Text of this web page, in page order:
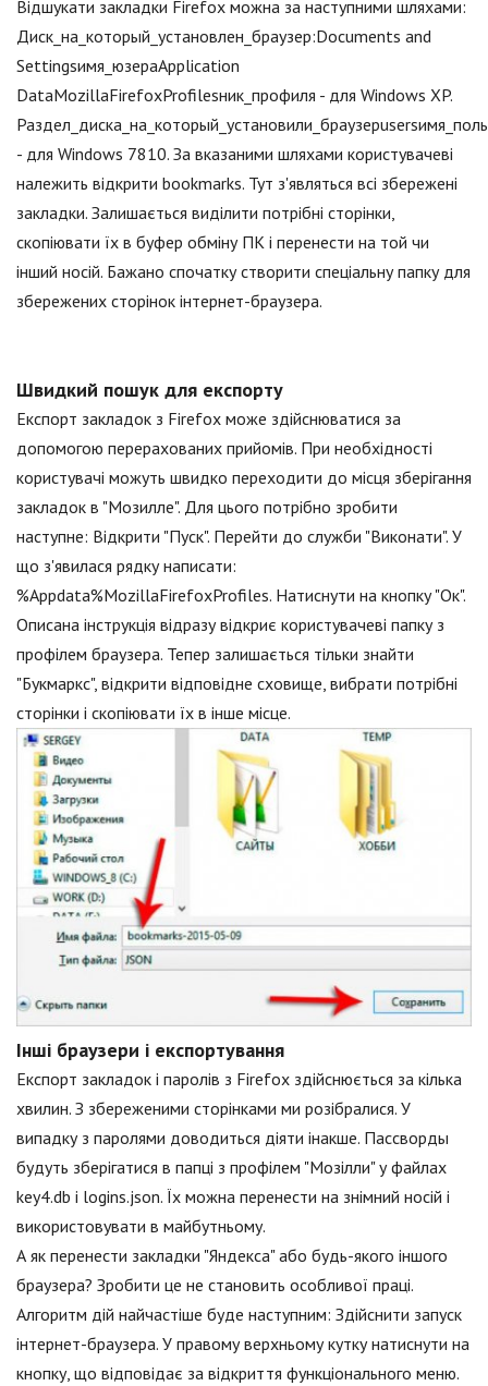
Відшукати закладки Firefox можна за наступними шляхами:
Диск_на_который_установлен_браузер:Documents and
Settingsимя_юзераApplication
DataMozillaFirefoxProfilesник_профиля - для Windows XP.
- для Windows 7810. За вказаними шляхами користувачеві
належить відкрити bookmarks. Тут з'являться всі збережені
закладки. Залишається виділити потрібні сторінки,
скопіювати їх в буфер обміну ПК і перенести на той чи
інший носій. Бажано спочатку створити спеціальну папку для
збережених сторінок інтернет-браузера.
Швидкий пошук для експорту
Експорт закладок з Firefox може здійснюватися за
допомогою перерахованих прийомів. При необхідності
користувачі можуть швидко переходити до місця зберігання
закладок в "Мозилле". Для цього потрібно зробити
наступне: Відкрити "Пуск". Перейти до служби "Виконати". У
що з'явилася рядку написати:
%Appdata%MozillaFirefoxProfiles. Натиснути на кнопку "Ок".
Описана інструкція відразу відкриє користувачеві папку з
профілем браузера. Тепер залишається тільки знайти
"Букмаркс", відкрити відповідне сховище, вибрати потрібні
сторінки і скопіювати їх в інше місце.
Інші браузери і експортування
Експорт закладок і паролів з Firefox здійснюється за кілька
хвилин. З збереженими сторінками ми розібралися. У
випадку з паролями доводиться діяти інакше. Пассворды
будуть зберігатися в папці з профілем "Мозілли" у файлах
key4.db і logins.json. Їх можна перенести на знімний носій і
використовувати в майбутньому.
А як перенести закладки "Яндекса" або будь-якого іншого
браузера? Зробити це не становить особливої праці.
Алгоритм дій найчастіше буде наступним: Здійснити запуск
інтернет-браузера. У правому верхньому кутку натиснути на
кнопку, що відповідає за відкриття функціонального меню.